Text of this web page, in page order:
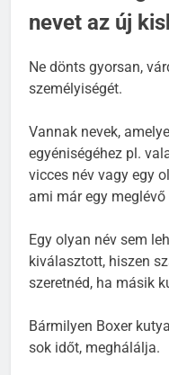
nevet az új
Ne dönts gyorsan,
személyiségét.
Vannak nevek,
egyéniségéhez pl.
vicces név vagy egy
ami már egy
Egy olyan név sem
kiválasztott, hiszen
szeretnéd, ha másik
Bármilyen Boxer
sok időt, meghálálja.